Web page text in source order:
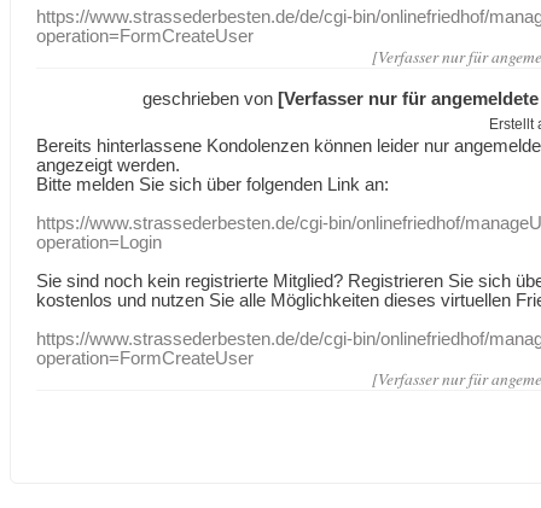
https://www.strassederbesten.de/de/cgi-bin/onlinefriedhof/
operation=FormCreateUser
[Verfasser nur für
geschrieben von [Verfasser nur für
Erstellt
Bereits hinterlassene Kondolenzen können leider nur
angezeigt werden.
Bitte melden Sie sich über folgenden Link an:
https://www.strassederbesten.de/cgi-bin/onlinefriedhof/
operation=Login
Sie sind noch kein registrierte Mitglied? Registrieren Sie sich
kostenlos und nutzen Sie alle Möglichkeiten dieses virtuellen
https://www.strassederbesten.de/de/cgi-bin/onlinefriedhof/
operation=FormCreateUser
[Verfasser nur für